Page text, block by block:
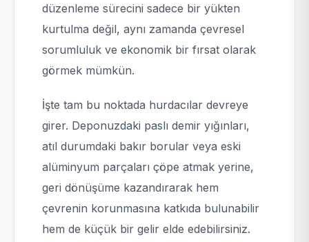
düzenleme sürecini sadece bir yükten
kurtulma değil, aynı zamanda çevresel
sorumluluk ve ekonomik bir fırsat olarak
görmek mümkün.
İşte tam bu noktada hurdacılar devreye
girer. Deponuzdaki paslı demir yığınları,
atıl durumdaki bakır borular veya eski
alüminyum parçaları çöpe atmak yerine,
geri dönüşüme kazandırarak hem
çevrenin korunmasına katkıda bulunabilir
hem de küçük bir gelir elde edebilirsiniz.